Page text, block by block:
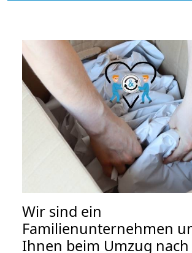
Wir sind ein
Familienunternehmen
Ihnen beim Umzug nach